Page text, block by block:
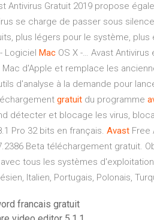
Antivirus Gratuit 2019 propose
se charge de passer sous
plus légers pour le système,
Logiciel Mac OS X -… Avast
d'Apple et remplace les
d'analyse à la demande pour
gratuit du programme
détecter et blocage les virus,
Pro 32 bits en français. Avast Free
Beta téléchargement gratuit.
tous les systèmes
Italien, Portugais, Polonais,
francais gratuit